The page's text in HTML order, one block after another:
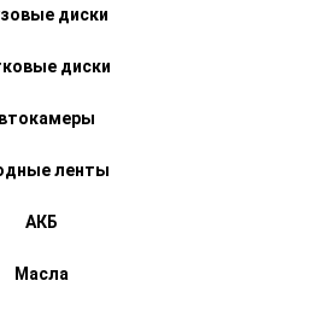
диски
диски
ленты
АКБ
Масла